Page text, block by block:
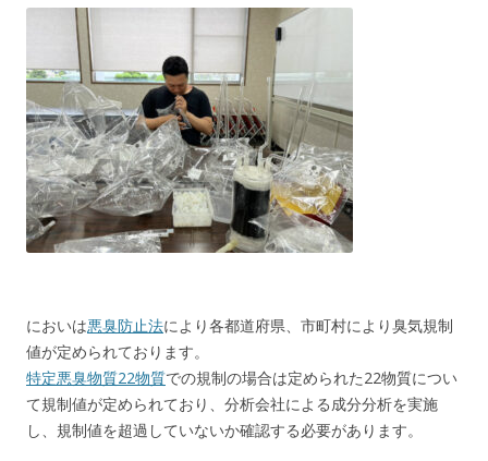
においは悪臭防止法により各都道府県、市町村により臭気規制
値が定められております。
特定悪臭物質22物質での規制の場合は定められた22物質につい
て規制値が定められており、分析会社による成分分析を実施
し、規制値を超過していないか確認する必要があります。